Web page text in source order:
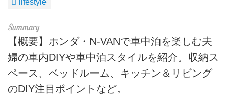
lifestyle
【概要】ホンダ・N-VANで車中泊を楽しむ夫
婦の車内DIYや車中泊スタイルを紹介。収納ス
ペース、ベッドルーム、キッチン＆リビング
のDIY注目ポイントなど。